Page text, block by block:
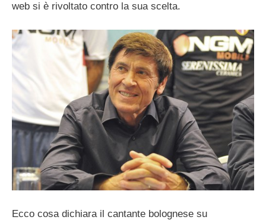
web si è rivoltato contro la sua scelta.
Ecco cosa dichiara il cantante bolognese su